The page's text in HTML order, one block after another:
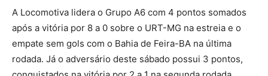
A Locomotiva lidera o Grupo A6 com 4 pontos somados
após a vitória por 8 a 0 sobre o URT-MG na estreia e o
empate sem gols com o Bahia de Feira-BA na última
rodada. Já o adversário deste sábado possui 3 pontos,